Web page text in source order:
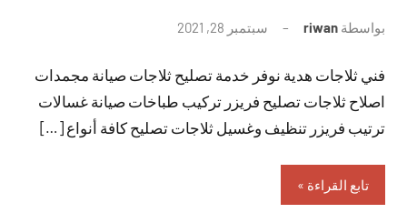
بواسطة riwan سبتمبر 28, 2021
تعليقات
فني ثلاجات هدية نوفر خدمة تصليح ثلاجات صيانة مجمدات
اصلاح ثلاجات تصليح فريزر تركيب طباخات صيانة غسالات
ترتيب فريزر تنظيف وغسيل ثلاجات تصليح كافة أنواع […]
تابع القراءة